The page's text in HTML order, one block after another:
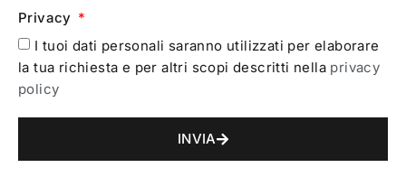
Privacy
I tuoi dati personali saranno utilizzati per elaborare
la tua richiesta e per altri scopi descritti nella privacy
policy
INVIA